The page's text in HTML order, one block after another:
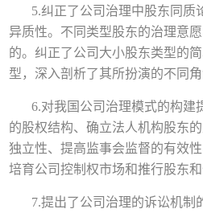
5.纠正了公司治理中股东同质
异质性。不同类型股东的治理意
的。纠正了公司大小股东类型的
型，深入剖析了其所扮演的不同角
6.对我国公司治理模式的构建
的股权结构、确立法人机构股东
独立性、提高监事会监督的有效
培育公司控制权市场和推行股东和
7.提出了公司治理的诉讼机制